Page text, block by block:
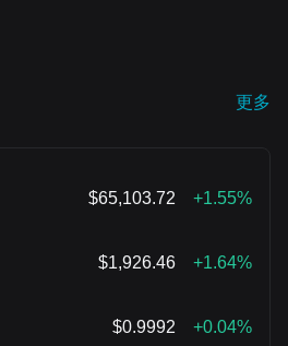
更多
$65,103.72 +1.55%
$1,926.46 +1.64%
$0.9992 +0.04%